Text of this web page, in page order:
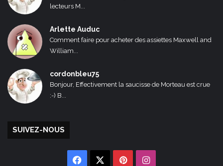
lecteurs M...
Arlette Auduc
Comment faire pour acheter des assiettes Maxwell and
William...
cordonbleu75
Bonjour, Effectivement la saucisse de Morteau est crue
:-) B...
SUIVEZ-NOUS
Facebook PinterestInstagram